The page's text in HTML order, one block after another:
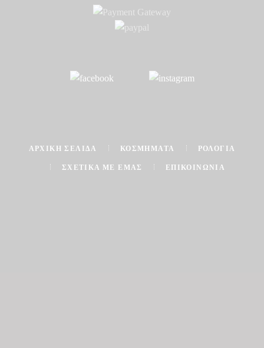
ΑΡΧΙΚΉ ΣΕΛΊΔΑ ΚΟΣΜΉΜΑΤΑ ΡΟΛΌΓΙΑ
ΣΧΕΤΙΚΆ ΜΕ ΕΜΆΣ ΕΠΙΚΟΙΝΩΝΊΑ